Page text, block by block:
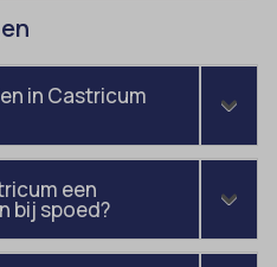
in Castricum
een
bij spoed?